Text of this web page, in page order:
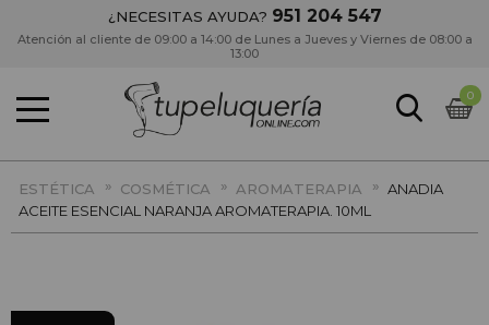
¿NECESITAS AYUDA? 951 204 547
Atención al cliente de 09:00 a 14:00 de Lunes a Jueves y Viernes de 08:00 a
13:00
0
ESTÉTICA » COSMÉTICA » AROMATERAPIA » ANADIA
ACEITE ESENCIAL NARANJA AROMATERAPIA. 10ML